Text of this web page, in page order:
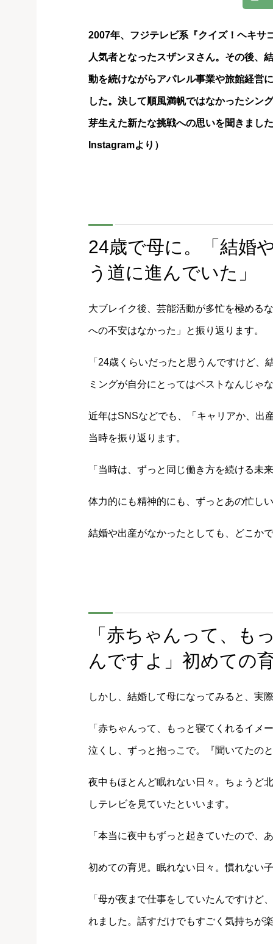
2007年、フジテレビ系『クイズ！ヘキサ
人気者となったスザンヌさん。その後、
動を続けながらアパレル事業や旅館経営
した。決して順風満帆ではなかったシン
芽生えた新たな挑戦への思いを聞きまし
Instagramより）
24歳で母に。「結婚
う道に進んでいた」
大ブレイク後、芸能活動が多忙を極める
への不安はなかった」と振り返ります。
「24歳くらいだったと思うんですけど
ミングが自分にとってはベストなんじゃ
近年はSNSなどでも、「キャリアか、出
当時を振り返ります。
「当時は、ずっと同じ働き方を続ける未
体力的にも精神的にも、ずっとあの忙し
結婚や出産がなかったとしても、どこか
「赤ちゃんって、も
んですよ」初めての
しかし、結婚して母になってみると、実
「赤ちゃんって、もっと寝てくれるイメ
泣くし、ずっと抱っこで。『聞いてたの
夜中もほとんど眠れない日々。ちょうど
しテレビを見ていたといいます。
「本当に夜中もずっと起きていたので、
初めての育児。眠れない日々。慣れない
「母が夜まで仕事をしていたんですけど
れました。話すだけでもすごく気持ちが